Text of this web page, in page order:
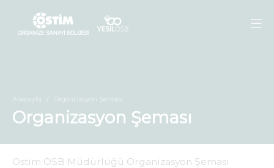
Anasayfa Organizasyon Şeması
Organizasyon Şeması
Ostim OSB Müdürlüğü Organizasyon Şeması